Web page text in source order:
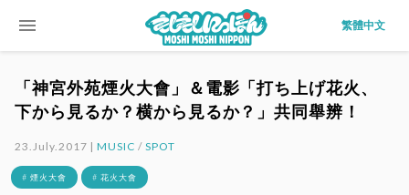
menu 繁體中文
「神宮外苑煙火大會」＆電影「打ち上げ花火、
下から見るか？横から見るか？」共同舉辨！
23.July.2017 |MUSIC /SPOT
# 煙火大會 # 花火大會